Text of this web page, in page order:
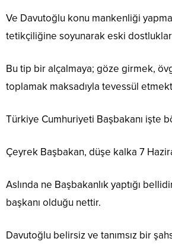
Ve Davutoğlu konu mankenliği
tetikçiliğine soyunarak eski
Bu tip bir alçalmaya; göze girmek,
toplamak maksadıyla tevessül
Türkiye Cumhuriyeti Başbakanı işte
Çeyrek Başbakan, düşe kalka 7
Aslında ne Başbakanlık yaptığı
başkanı olduğu nettir.
Davutoğlu belirsiz ve tanımsız bir